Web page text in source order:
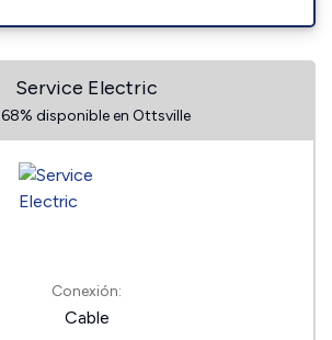
Service Electric
68% disponible en Ottsville
Conexión:
Cable